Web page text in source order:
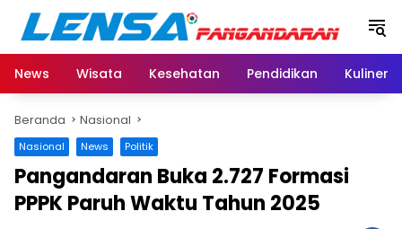
Langsung
konten
News
Wisata Kesehatan Pendidikan Kuliner
Beranda Nasional
Nasional News Politik
Pangandaran Buka 2.727 Formasi
PPPK Paruh Waktu Tahun 2025